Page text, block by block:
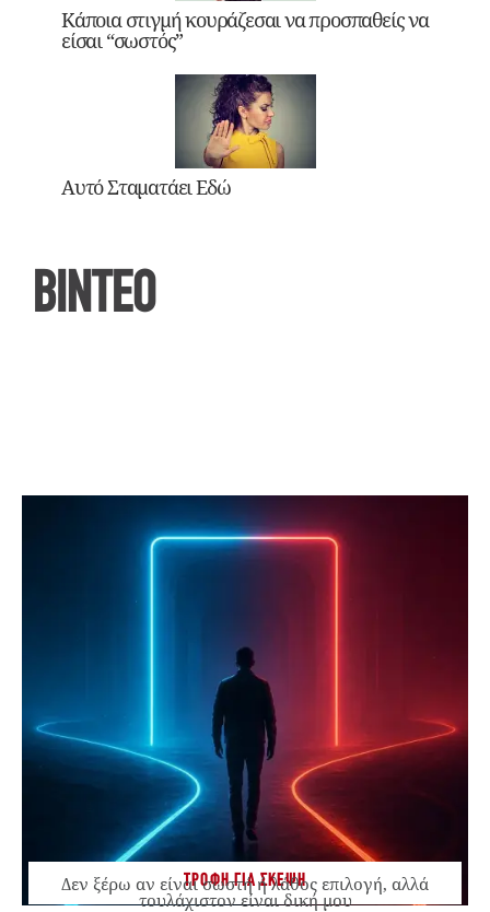
Κάποια στιγμή κουράζεσαι να προσπαθείς να
είσαι “σωστός”
Αυτό Σταματάει Εδώ
ΒΙΝΤΕΟ
ΤΡΟΦΗ ΓΙΑ ΣΚΕΨΗ
Δεν ξέρω αν είναι σωστή ή λάθος επιλογή, αλλά
τουλάχιστον είναι δική μου